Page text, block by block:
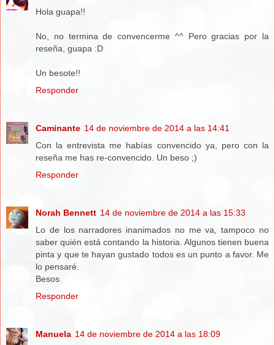
Hola guapa!!
No, no termina de convencerme ^^ Pero gracias por la
reseña, guapa :D
Un besote!!
Responder
Caminante 14 de noviembre de 2014 a las 14:41
Con la entrevista me habías convencido ya, pero con la
reseña me has re-convencido. Un beso ;)
Responder
Norah Bennett 14 de noviembre de 2014 a las 15:33
Lo de los narradores inanimados no me va, tampoco no
saber quién está contando la historia. Algunos tienen buena
pinta y que te hayan gustado todos es un punto a favor. Me
lo pensaré.
Besos
Responder
Manuela 14 de noviembre de 2014 a las 18:09